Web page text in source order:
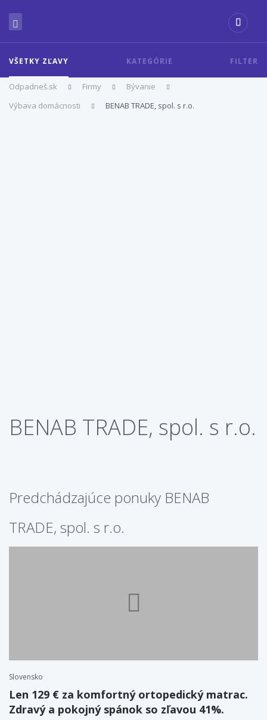
VŠETKY ZĽAVY KATEGÓRIE FILTER
Odpadneš.sk Firmy
Bývanie
Výbava domácnosti
BENAB TRADE, spol. s r.o.
BENAB TRADE, spol. s r.o.
Predchádzajúce ponuky BENAB
TRADE, spol. s r.o.
Slovensko
Len 129 € za komfortný ortopedický matrac.
Zdravý a pokojný spánok so zľavou 41%.